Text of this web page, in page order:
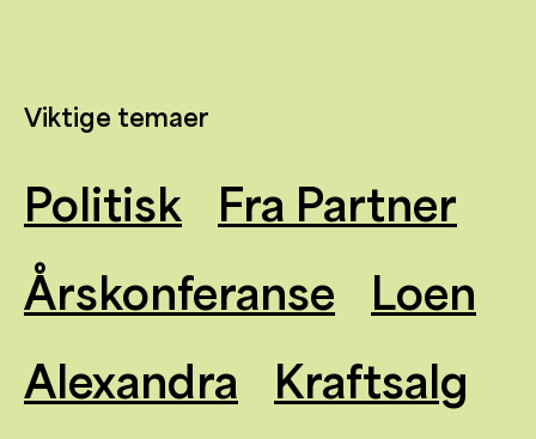
Viktige temaer
Politisk
Fra Partner
Årskonferanse
Loen
Alexandra
Kraftsalg